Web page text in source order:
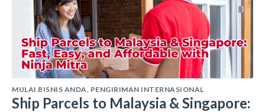
MULAI BISNIS ANDA, PENGIRIMAN INTERNASIONAL
Ship Parcels to Malaysia & Singapore: